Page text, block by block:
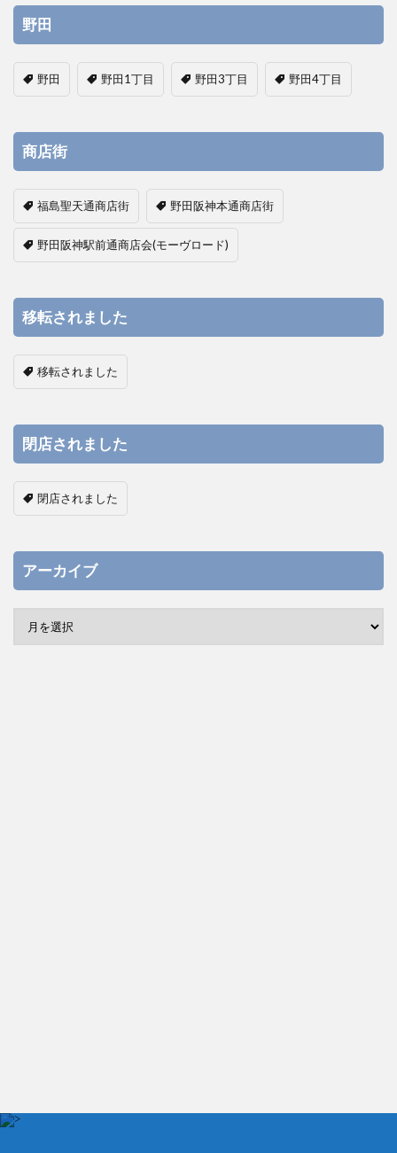
野田
野田 野田1丁目 野田3丁目 野田4丁目
商店街
福島聖天通商店街 野田阪神本通商店街
野田阪神駅前通商店会(モーヴロード)
移転されました
移転されました
閉店されました
閉店されました
アーカイブ